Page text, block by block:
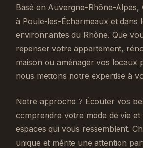
Basé en Auvergne-Rhône-Alpes,
à Poule-les-Écharmeaux et dans
environnantes du Rhône. Que
repenser votre appartement,
maison ou aménager vos locaux
nous mettons notre expertise à
Notre approche ? Écouter vos
comprendre votre mode de vie et
espaces qui vous ressemblent.
unique et mérite une attention